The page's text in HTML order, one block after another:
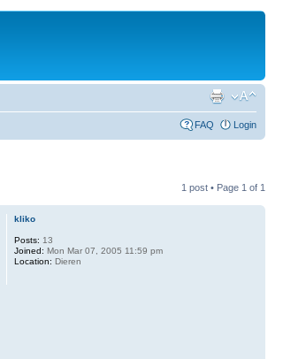
FAQ Login
1 post • Page 1 of 1
kliko
Posts: 13
Joined: Mon Mar 07, 2005 11:59 pm
Location: Dieren